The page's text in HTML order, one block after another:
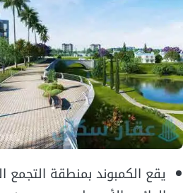
يقع الكمبوند بمنطقة